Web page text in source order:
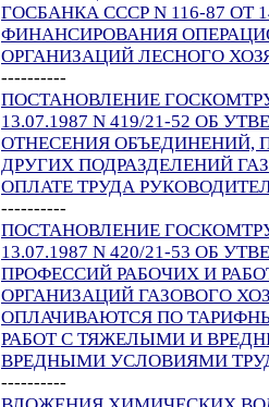
ГОСБАНКА СССР N 116-87 ОТ
ФИНАНСИРОВАНИЯ
ОРГАНИЗАЦИЙ ЛЕСНОГО
----------
ПОСТАНОВЛЕНИЕ
13.07.1987 N 419/21-52 ОБ
ОТНЕСЕНИЯ ОБЪЕДИНЕНИЙ,
ДРУГИХ ПОДРАЗДЕЛЕНИЙ
ОПЛАТЕ ТРУДА
----------
ПОСТАНОВЛЕНИЕ
13.07.1987 N 420/21-53 ОБ
ПРОФЕССИЙ РАБОЧИХ И
ОРГАНИЗАЦИЙ ГАЗОВОГО
ОПЛАЧИВАЮТСЯ ПО
РАБОТ С ТЯЖЕЛЫМИ И
ВРЕДНЫМИ УСЛОВИЯМИ
----------